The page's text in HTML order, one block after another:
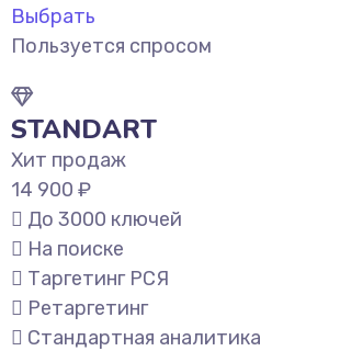
Выбрать
Пользуется спросом
STANDART
Хит продаж
14 900 ₽
До 3000 ключей
На поиске
Таргетинг РСЯ
Ретаргетинг
Стандартная аналитика